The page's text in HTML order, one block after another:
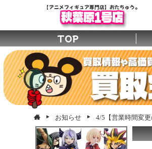
【アニメフィギュア専門店】おたちゅう。
秋葉原1号店
TOP
お知らせ 4/5【営業時間変更